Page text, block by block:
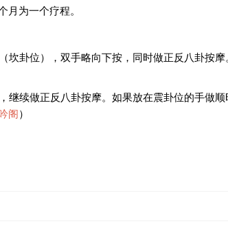
为一个疗程。
卦位），双手略向下按，同时做正反八卦按
续做正反八卦按摩。如果放在震卦位的手做
阁）